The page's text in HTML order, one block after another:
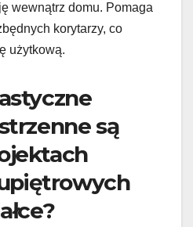
wewnątrz domu. Pomaga
korytarzy, co
użytkową.
są